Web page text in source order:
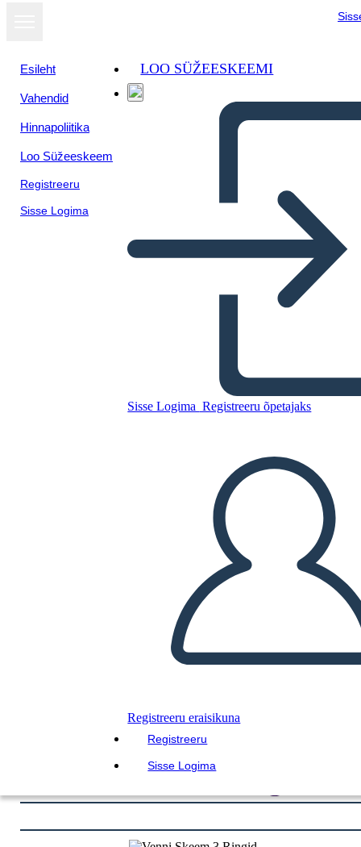
Esileht
Vahendid
Hinnapoliitika
Loo Süžeeskeem
Registreeru
Sisse Logima
LOO SÜŽEESKEEMI
Sisse Logima Registreeru õpetajaks
Registreeru eraisikuna
Registreeru
Sisse Logima
Venni Skeem 3 Ringid
Kopeerige see süžeeskeemid
LUUA STORYBOARD
LOE MULLE